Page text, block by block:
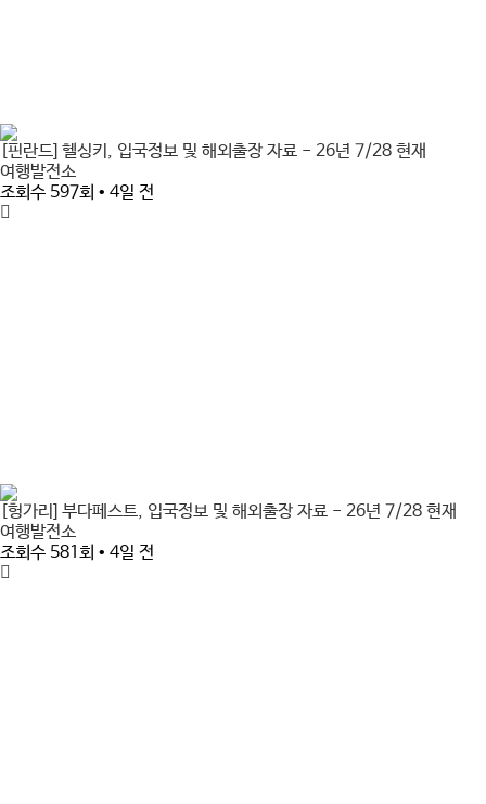
[핀란드] 헬싱키, 입국정보 및 해외출장 자료 - 26년 7/28 현재
여행발전소
조회수 597회 • 4일 전
[헝가리] 부다페스트, 입국정보 및 해외출장 자료 - 26년 7/28 현재
여행발전소
조회수 581회 • 4일 전